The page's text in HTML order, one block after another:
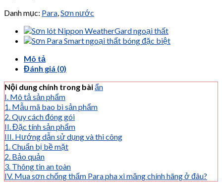
Danh mục: Para,Sơn nước
Mô tả
Đánh giá (0)
Nội dung chính trong bàiẩn
I. Mô tả sản phẩm
1. Mẫu mã bao bì sản phẩm
2. Quy cách đóng gói
II. Đặc tính sản phẩm
III. Hướng dẫn sử dụng và thi công
1. Chuẩn bị bề mặt
2. Bảo quản
3. Thông tin an toàn
IV. Mua sơn chống thấm Para pha xi măng chính hãng ở đâu?